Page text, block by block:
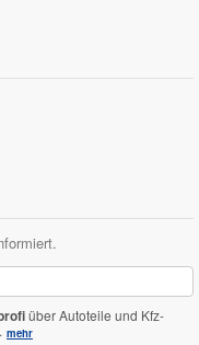
über Autoteile und Kfz-
mehr